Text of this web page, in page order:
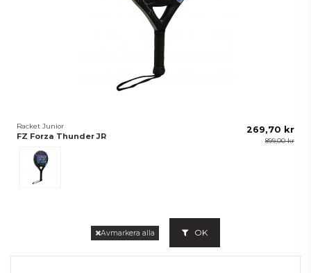
Racket Junior
FZ Forza Thunder JR
Black
269,70 kr
899,00 kr
Avmarkera alla OK